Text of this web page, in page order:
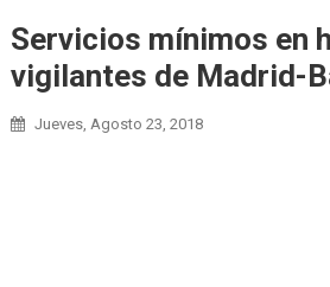
Servicios mínimos en
vigilantes de Madrid-
Jueves, Agosto 23, 2018